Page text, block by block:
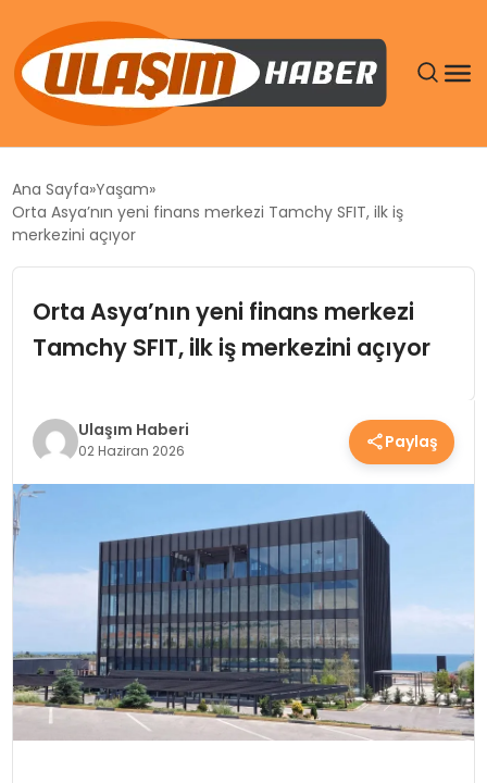
SIYASET
EKONOMI
TEKNOLOJI
YAŞAM
Ana Sayfa Yaşam
Orta Asya’nın yeni finans merkezi Tamchy SFIT, ilk iş
merkezini açıyor
Orta Asya’nın yeni finans merkezi
Tamchy SFIT, ilk iş merkezini açıyor
Ulaşım Haberi
02 Haziran 2026 Paylaş